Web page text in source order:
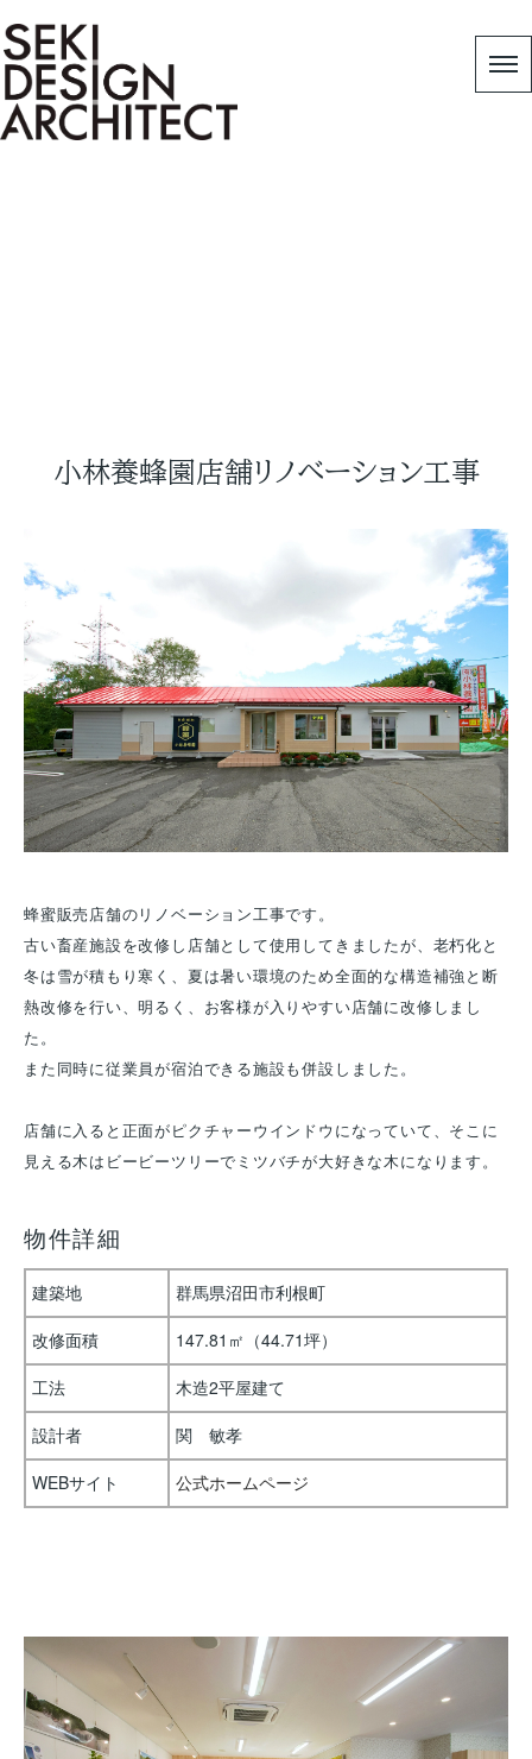
小林養蜂園店舗リノベーション工事
蜂蜜販売店舗のリノベーション工事です。
古い畜産施設を改修し店舗として使用してきましたが、老朽化と
冬は雪が積もり寒く、夏は暑い環境のため全面的な構造補強と断
熱改修を行い、明るく、お客様が入りやすい店舗に改修しまし
た。
また同時に従業員が宿泊できる施設も併設しました。
店舗に入ると正面がピクチャーウインドウになっていて、そこに
見える木はビービーツリーでミツバチが大好きな木になります。
物件詳細
建築地
群馬県沼田市利根町
改修面積
147.81㎡（44.71坪）
工法
木造2平屋建て
設計者
関 敏孝
WEBサイト
公式ホームページ